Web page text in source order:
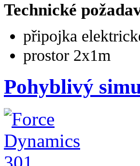
Technické
připojka
prostor 2x1m
Pohyblivý